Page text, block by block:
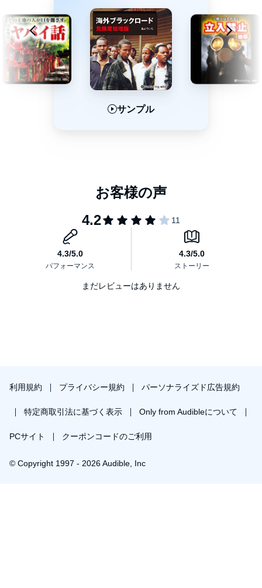
サンプル
まだレビューはありません
利用規約 プライバシー規約 パーソナライズド広告規約
特定商取引法に基づく表示 Only from Audibleについて
PCサイト クーポンコードのご利用
© Copyright 1997 - 2026 Audible, Inc